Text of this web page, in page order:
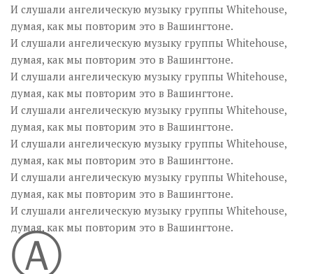
И слушали ангелическую музыку группы Whitehouse,
думая, как мы повторим это в Вашингтоне.
И слушали ангелическую музыку группы Whitehouse,
думая, как мы повторим это в Вашингтоне.
И слушали ангелическую музыку группы Whitehouse,
думая, как мы повторим это в Вашингтоне.
И слушали ангелическую музыку группы Whitehouse,
думая, как мы повторим это в Вашингтоне.
И слушали ангелическую музыку группы Whitehouse,
думая, как мы повторим это в Вашингтоне.
И слушали ангелическую музыку группы Whitehouse,
думая, как мы повторим это в Вашингтоне.
И слушали ангелическую музыку группы Whitehouse,
думая, как мы повторим это в Вашингтоне.
Ⓐ